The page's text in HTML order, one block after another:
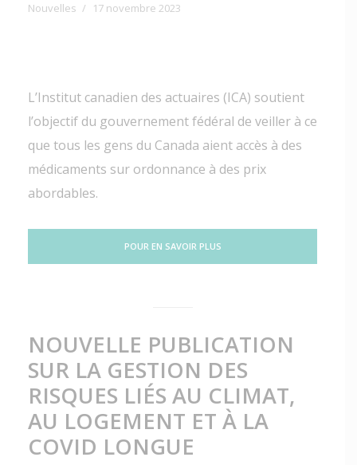
Nouvelles 17 novembre 2023
L’Institut canadien des actuaires (ICA) soutient
l’objectif du gouvernement fédéral de veiller à ce
que tous les gens du Canada aient accès à des
médicaments sur ordonnance à des prix
abordables.
POUR EN SAVOIR PLUS
NOUVELLE PUBLICATION
SUR LA GESTION DES
RISQUES LIÉS AU CLIMAT,
AU LOGEMENT ET À LA
COVID LONGUE